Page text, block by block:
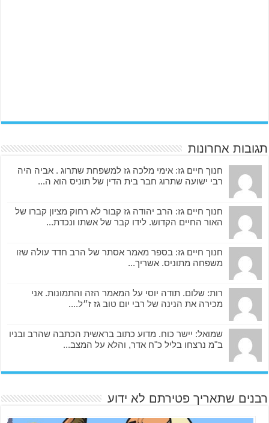
תגובות אחרונות
חנוך חיים גז: אימי מלכה גז למשפחת שתרוג . אביה היה
רבי ישועה שתרוג חבר בית הדין של תוניס הוא ה...
חנוך חיים גז: הרב יהודה גז קבור לא רחוק מציון קברו של
האור החיים הקדוש. לידו קבר של אשתו ונכדת...
חנוך חיים גז: בספר מאמר אסתר של הרב חדד עולה שזו
משפחה מתוניס. אשריך...
רות: שלום. תודה יוסי על המאמר הזה והתמונות. אני
מכירה את הנינה של רבי יום טוב גז ז״ל....
שמואל: יישר כוח. מדוע כתוב בראשית הכתבה שהרב ובניו
ב"מ נרצחו בליל כ"ח אדר, והלא על המצב...
רבנים שתאריך פטירתם לא ידוע